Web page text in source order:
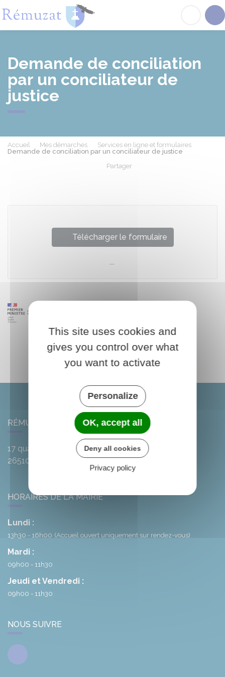
Demande de conciliation
par un conciliateur de
justice
Accueil Mes démarches
Services en ligne et formulaires
Demande de conciliation par un conciliateur de justice
Partager
Télécharger le formulaire
RÉMUZAT
17 quai de l'Oule
26510
HORAIRES DE LA MAIRIE
Lundi :
13h30 - 16h00 (Accueil ouvert uniquement sur rendez-vous)
Mardi :
09h00 - 11h30
Jeudi et Vendredi :
09h00 - 11h30
NOUS SUIVRE
Facebook
This site uses cookies and
gives you control over what
you want to activate
Personalize
OK, accept all
Deny all cookies
Privacy policy